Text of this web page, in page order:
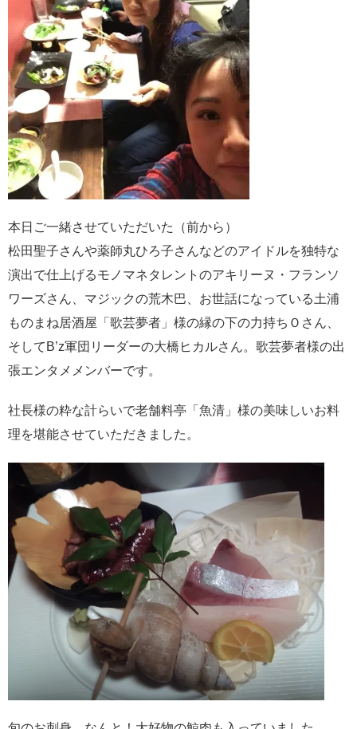
本日ご一緒させていただいた（前から）
松田聖子さんや薬師丸ひろ子さんなどのアイドルを独特な
演出で仕上げるモノマネタレントのアキリーヌ・フランソ
ワーズさん、マジックの荒木巴、お世話になっている土浦
ものまね居酒屋「歌芸夢者」様の縁の下の力持ちＯさん、
そしてB’z軍団リーダーの大橋ヒカルさん。歌芸夢者様の出
張エンタメメンバーです。
社長様の粋な計らいで老舗料亭「魚清」様の美味しいお料
理を堪能させていただきました。